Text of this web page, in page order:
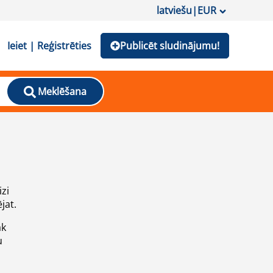
latviešu|EUR
Ieiet | Reģistrēties Publicēt sludinājumu!
Meklēšana